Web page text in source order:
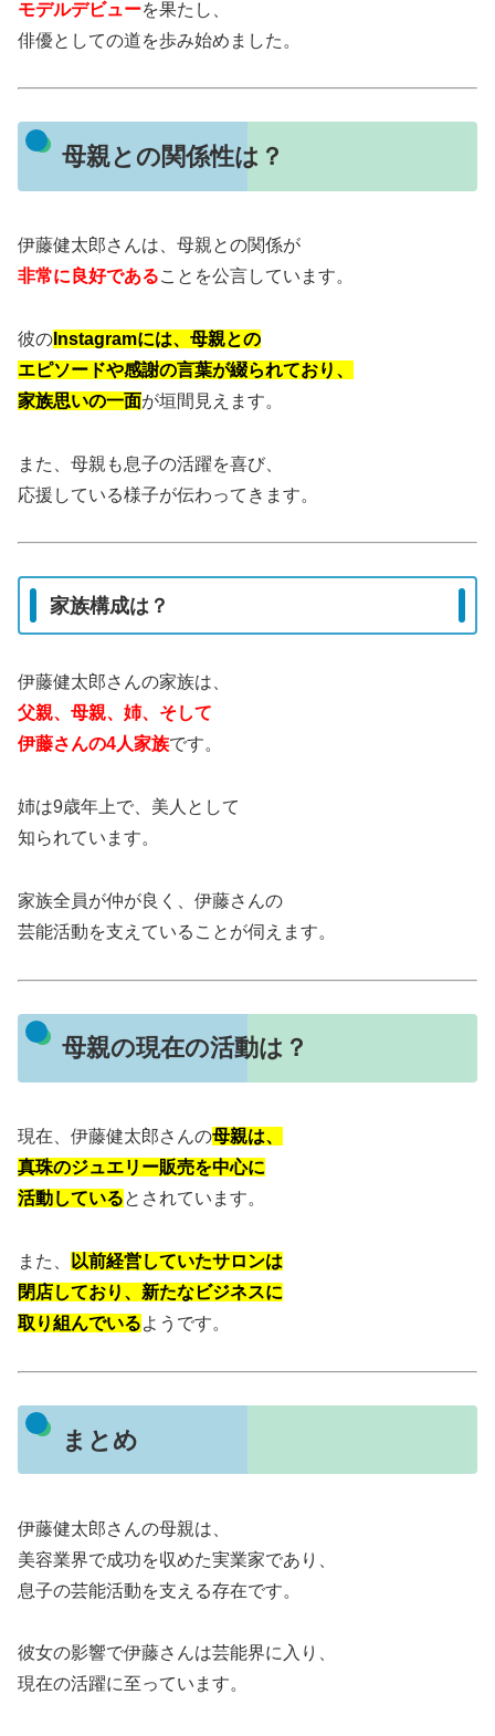
モデルデビューを果たし、
俳優としての道を歩み始めました。
母親との関係性は？
伊藤健太郎さんは、母親との関係が
非常に良好であることを公言しています。
彼の Instagramには、母親との
エピソードや感謝の言葉が綴られており、
家族思いの一面が垣間見えます。
また、母親も息子の活躍を喜び、
応援している様子が伝わってきます。
家族構成は？
伊藤健太郎さんの家族は、
父親、母親、姉、そして
伊藤さんの4人家族です。
姉は9歳年上で、美人として
知られています。
家族全員が仲が良く、伊藤さんの
芸能活動を支えていることが伺えます。
母親の現在の活動は？
現在、伊藤健太郎さんの母親は、
真珠のジュエリー販売を中心に
活動しているとされています。
また、
以前経営していたサロンは
閉店しており、新たなビジネスに
取り組んでいるようです。
まとめ
伊藤健太郎さんの母親は、
美容業界で成功を収めた実業家であり、
息子の芸能活動を支える存在です。
彼女の影響で伊藤さんは芸能界に入り、
現在の活躍に至っています。